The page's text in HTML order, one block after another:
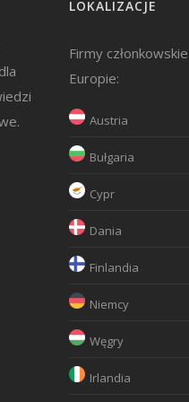
LOKALIZACJE
Firmy
Europie:
Austria
Bułgaria
Cypr
Dania
Finlandia
Niemcy
Węgry
Irlandia